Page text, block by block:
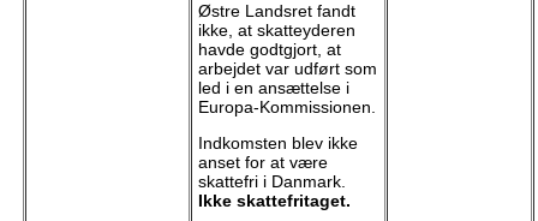
Østre Landsret fandt
ikke, at skatteyderen
havde godtgjort, at
arbejdet var udført som
led i en ansættelse i
Europa-Kommissionen.
Indkomsten blev ikke
anset for at være
skattefri i Danmark.
Ikke skattefritaget.